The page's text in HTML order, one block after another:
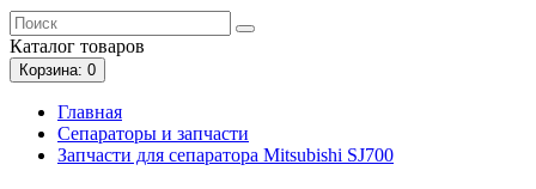
Каталог товаров
Корзина: 0
Главная
Сепараторы и запчасти
Запчасти для сепаратора Mitsubishi SJ700